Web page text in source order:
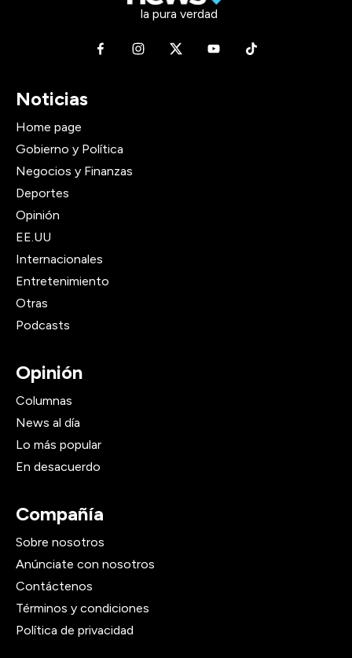
la pura verdad
Noticias
Home page
Gobierno y Política
Negocios y Finanzas
Deportes
Opinión
EE.UU
Internacionales
Entretenimiento
Otras
Podcasts
Opinión
Columnas
News al día
Lo más popular
En desacuerdo
Compañía
Sobre nosotros
Anúnciate con nosotros
Contáctenos
Términos y condiciones
Política de privacidad